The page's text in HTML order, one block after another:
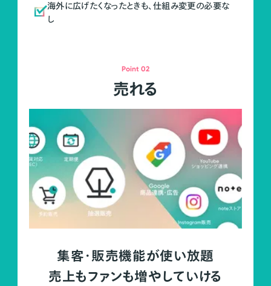
海外に広げたくなったときも、仕組み変更の必要な
し
Point 02
売れる
集客・販売機能が使い放題
売上もファンも増やしていける